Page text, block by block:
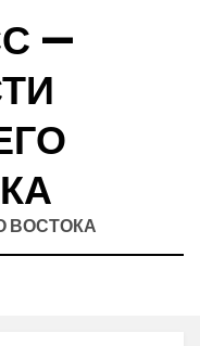
—
ВОСТОКА